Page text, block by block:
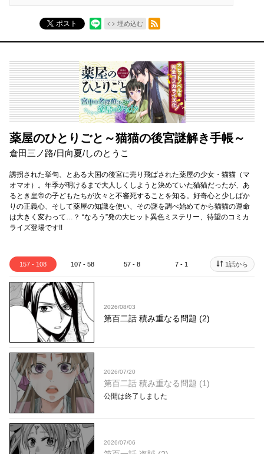
ポスト 埋め込む
RSSフィード
薬屋のひとりごと～猫猫の後宮謎解き手帳～
倉田三ノ路/日向夏/しのとうこ
誘拐された挙句、とある大国の後宮に売り飛ばされた薬屋の少女・猫猫（マ
オマオ）。年季が明けるまで大人しくしようと決めていた猫猫だったが、あ
るとき皇帝の子どもたちが次々と不審死することを知る。好奇心と少しばか
りの正義心、そして薬屋の知識を使い、その謎を調べ始めてから猫猫の運命
は大きく変わって…？ “なろう”発の大ヒット異色ミステリー、待望のコミカ
ライズ登場です!!
157 - 108 107 - 58 57 - 8 7 - 1 1話から
2026/08/03
第百二話 積み重なる問題 (2)
2026/07/20
第百二話 積み重なる問題 (1)
公開は終了しました
2026/07/06